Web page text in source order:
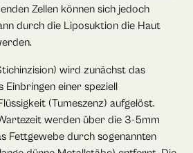
Zellen können sich jedoch
durch die Liposuktion die Haut
wird zunächst das
Einbringen einer speziell
(Tumeszenz) aufgelöst.
werden über die 3-5mm
Fettgewebe durch sogenannten